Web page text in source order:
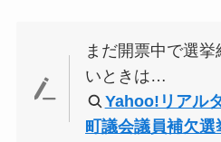
まだ開票中で選
いときは…
Yahoo!リアル
町議会議員補欠選